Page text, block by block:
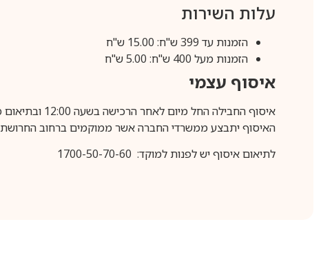
עלות השירות
הזמנות עד 399 ש"ח: 15.00 ש"ח
הזמנות מעל 400 ש"ח: 5.00 ש"ח
איסוף עצמי
איסוף החבילה החל מיום לאחר הרכישה בשעה 12:00 ובתיאום מראש בלבד.
האיסוף יתבצע ממשרדי החברה אשר ממוקמים ברחוב החרושת 25, רעננה.
לתיאום איסוף יש לפנות למוקד: 1700-50-70-60